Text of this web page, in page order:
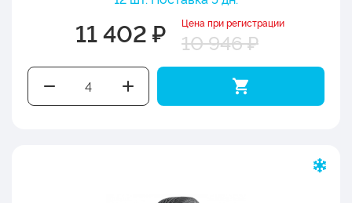
11 402 ₽ Цена при регистрации
10 946 ₽